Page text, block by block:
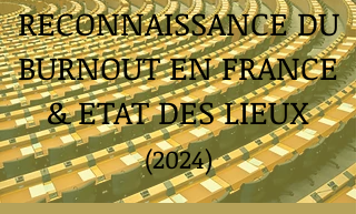
RECONNAISSANCE DU
BURNOUT EN FRANCE
& ETAT DES LIEUX
(2024)